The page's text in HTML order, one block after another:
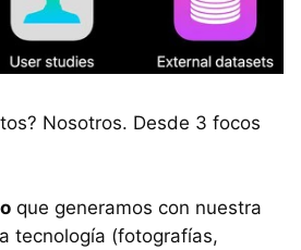
Nosotros. Desde 3 focos
que generamos con nuestra
tecnología (fotografías,